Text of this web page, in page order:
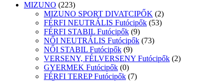
MIZUNO (223)
MIZUNO SPORT DIVATCIPŐK (2)
FÉRFI NEUTRÁLIS Futócipők (53)
FÉRFI STABIL Futócipők (9)
NŐI NEUTRÁLIS Futócipők (73)
NŐI STABIL Futócipők (9)
VERSENY, FÉLVERSENY Futócipők (2)
GYERMEK Futócipők (0)
FÉRFI TEREP Futócipők (7)